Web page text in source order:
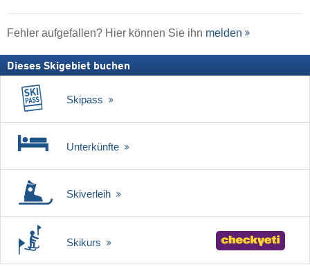
Fehler aufgefallen? Hier können Sie ihn melden
Dieses Skigebiet buchen
Skipass
Unterkünfte
Skiverleih
Skikurs